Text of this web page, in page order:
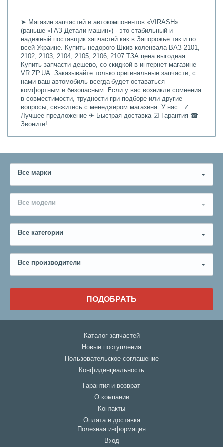
➤ Магазин запчастей и автокомпонентов «VIRASH»
(раньше «ГАЗ Детали машин») - это стабильный и
надежный поставщик запчастей как в Запорожье так и по
всей Украине. Купить недорого Шкив коленвала ВАЗ 2101,
2102, 2103, 2104, 2105, 2106, 2107 ТЗА цена выгодная.
Купить запчасти дешево, со скидкой в интернет магазине
VR.ZP.UA. Заказывайте только оригинальные запчасти, с
нами ваш автомобиль всегда будет оставаться
комфортным и безопасным. Если у вас возникли сомнения
в совместимости, трудности при подборе или другие
вопросы, свяжитесь с менеджером магазина. У нас : ✓
Лучшее предложение ✈ Быстрая доставка ☑ Гарантия ☎
Звоните!
Все марки
Все модели
Все категории
Все производители
ПОДОБРАТЬ
Каталог запчастей
Новые поступления
Пользовательское соглашение
Конфиденциальность
Гарантия и возврат
О компании
Контакты
Оплата и доставка
Полезная информация
Вход